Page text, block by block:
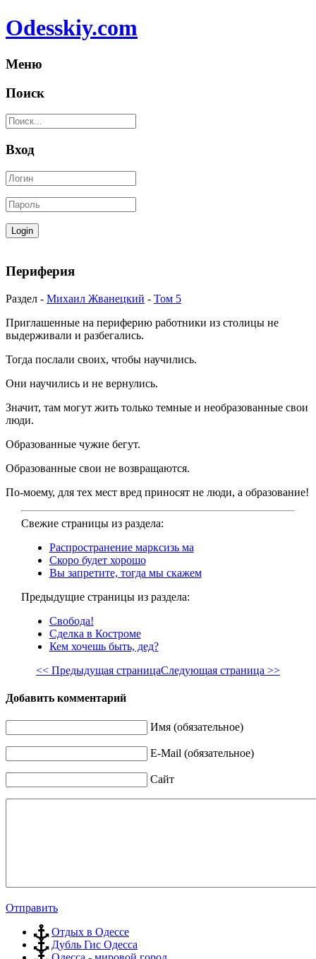
Odesskiy.com
Меню
Поиск
Вход
Периферия
Раздел - Михаил Жванецкий - Том 5
Приглашенные на периферию работники из столицы не
выдерживали и разбегались.
Тогда послали своих, чтобы научились.
Они научились и не вернулись.
Значит, там могут жить только темные и необразованные свои
люди.
Образованные чужие бегут.
Образованные свои не возвращаются.
По-моему, для тех мест вред приносят не люди, а образование!
Свежие страницы из раздела:
Распространение марксизь ма
Скоро будет хорошо
Вы запретите, тогда мы скажем
Предыдущие страницы из раздела:
Свобода!
Сделка в Костроме
Кем хочешь быть, дед?
<< Предыдущая страницаСледующая страница >>
Добавить комментарий
Имя (обязательное)
E-Mail (обязательное)
Сайт
Отправить
Отдых в Одессе
Дубль Гис Одесса